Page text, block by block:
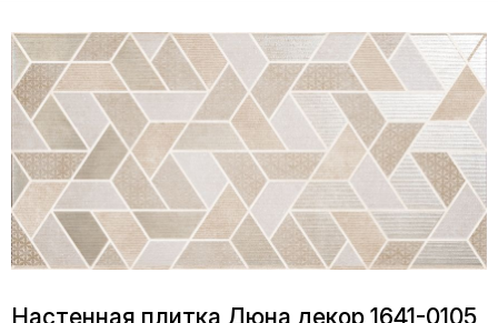
Настенная плитка Дюна декор 1641-0105